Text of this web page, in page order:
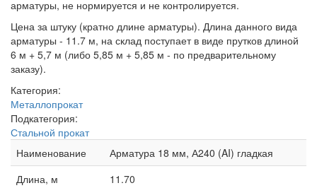
арматуры, не нормируется и не контролируется.
Цена за штуку (кратно длине арматуры). Длина данного вида
арматуры - 11.7 м, на склад поступает в виде прутков длиной
6 м + 5,7 м (либо 5,85 м + 5,85 м - по предварительному
заказу).
Категория:
Металлопрокат
Подкатегория:
Стальной прокат
Наименование
Арматура 18 мм, А240 (AI) гладкая
Длина, м
11.70